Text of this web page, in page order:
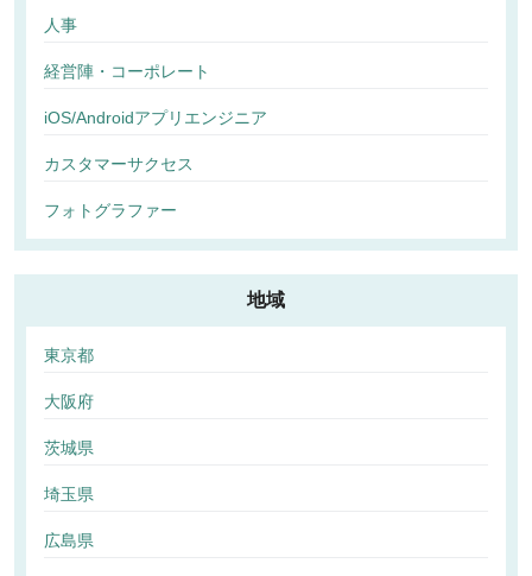
人事
経営陣・コーポレート
iOS/Androidアプリエンジニア
カスタマーサクセス
フォトグラファー
地域
東京都
大阪府
茨城県
埼玉県
広島県